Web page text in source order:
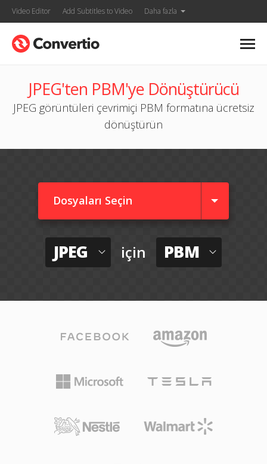
Video Editor Add Subtitles to Video Daha fazla
JPEG'ten PBM'ye Dönüştürücü
JPEG görüntüleri çevrimiçi PBM formatına ücretsiz
dönüştürün
Dosyaları Seçin
JPEG için PBM